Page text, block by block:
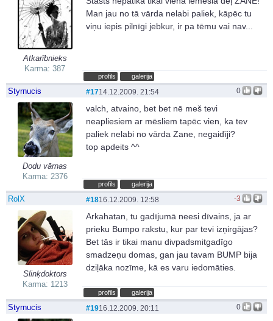
Atkarībnieks
Karma: 387
Man jau no tā vārda nelabi paliek, kāpēc tu
viņu iepis pilnīgi jebkur, ir pa tēmu vai nav...
profils galerija
Styrnucis
Dodu vārnas
Karma: 2376
0
#1714.12.2009. 21:54
valch, atvaino, bet bet nē meš tevi
neapliesiem ar mēsliem tapēc vien, ka tev
paliek nelabi no vārda Zane, negaidīji?
top apdeits ^^
profils galerija
RolX
Slinķdoktors
Karma: 1213
-3
#1816.12.2009. 12:58
Arkahatan, tu gadījumā neesi dīvains, ja ar
prieku Bumpo rakstu, kur par tevi izņirgājas?
Bet tās ir tikai manu divpadsmitgadīgo
smadzeņu domas, gan jau tavam BUMP bija
dziļāka nozīme, kā es varu iedomāties.
profils galerija
Styrnucis 0
#1916.12.2009. 20:11